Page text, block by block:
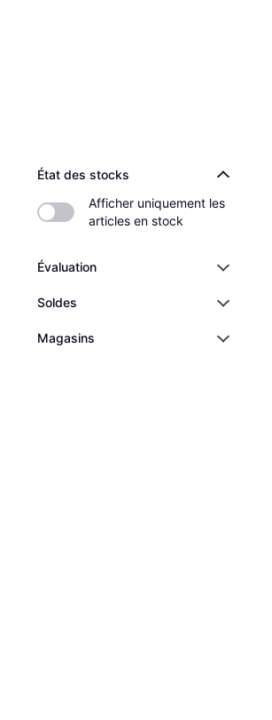
État des stocks
Afficher uniquement les
articles en stock
Évaluation
Soldes
Magasins